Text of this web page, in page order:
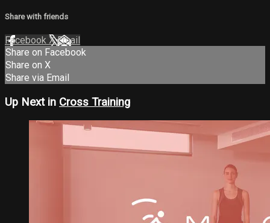
Share with friends
Facebook XEmail
Share on Facebook
Share on X
Share via Email
Up Next in Cross Training